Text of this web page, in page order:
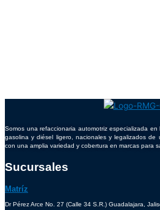
Somos una refaccionaria automotriz especializada
gasolina y diésel ligero, nacionales y legalizados
con una amplia variedad y cobertura en marcas para
Sucursales
Matríz
Dr Pérez Arce No. 27 (Calle 34 S.R.) Guadalajara,